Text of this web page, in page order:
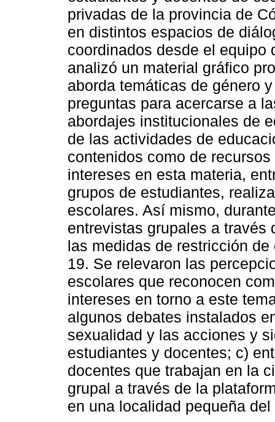
privadas de la provincia de
en distintos espacios de
coordinados desde el
analizó un material gráfico
aborda temáticas de género
preguntas para acercarse a
abordajes institucionales de
de las actividades de
contenidos como de
intereses en esta materia,
grupos de estudiantes,
escolares. Así mismo,
entrevistas grupales a través
las medidas de restricción
19. Se relevaron las
escolares que reconocen
intereses en torno a este
algunos debates instalados
sexualidad y las acciones y
estudiantes y docentes; c)
docentes que trabajan en la
grupal a través de la
en una localidad pequeña